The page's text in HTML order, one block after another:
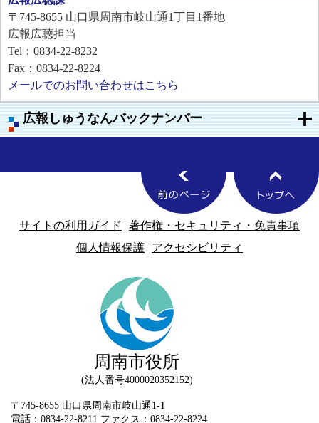
広報しゅうなんバックナンバー
〒745-8655 山口県周南市岐山通1丁目1番地
広報広聴担当
Tel：0834-22-8232
Fax：0834-22-8224
メールでのお問い合わせはこちら
サイトの利用ガイド
著作権・セキュリティ・免責事項
個人情報保護
アクセシビリティ
周南市役所
法人番号4000020352152
〒745-8655 山口県周南市岐山通1-1
電話：0834-22-8211 ファクス：0834-22-8224